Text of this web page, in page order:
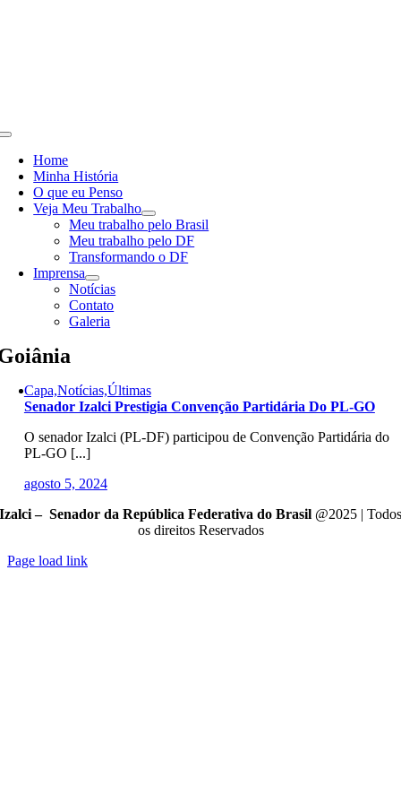
Toggle
NavigationHome
Minha História
O que eu Penso
Veja Meu Trabalho
Meu trabalho pelo Brasil
Meu trabalho pelo DF
Transformando o DF
Imprensa
Notícias
Contato
Galeria
Capa,Notícias,Últimas
Senador Izalci Prestigia Convenção Partidária Do PL-GO
O senador Izalci (PL-DF) participou de Convenção Partidária do
PL-GO [...]
agosto 5, 2024
Izalci – Senador da República Federativa do Brasil @2025 | Todos
os direitos Reservados
Page load link